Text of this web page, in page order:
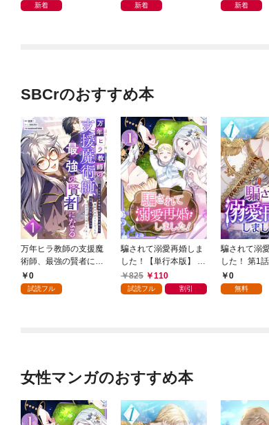
新着 新着 新着
SBCrのおすすめ本
万年ヒラ教師の支援魔
術師、最強の賢者にな
る～不人気の支援魔術
師は給料泥棒だと魔術
0
試読フル
騙されて溺愛再婚しま
した！【単行本版】 1
巻825 110
試読フル 割引
騙されて溺
した！ 第1話
0
無料
女性マンガのおすすめ本